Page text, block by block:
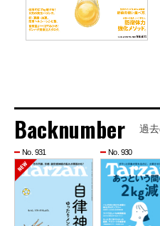
Backnumber 過
No. 931 No. 930